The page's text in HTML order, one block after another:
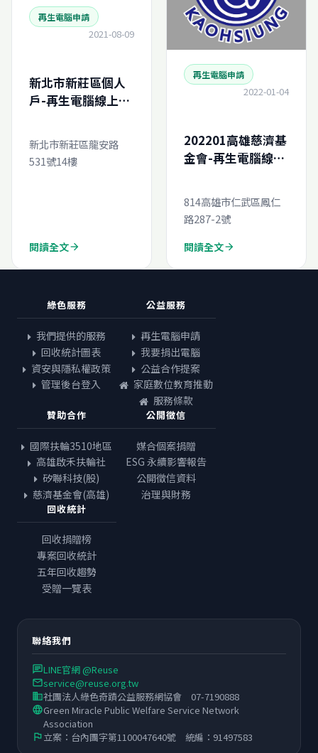
再生電腦申請
2021-08-09
新北市新莊區個人
戶-再生電腦線上申
新北市新莊區龍安路
531號14樓
閱讀全文arrow_forward
再生電腦申請
2022-01-04
202201高雄慈濟基
金會-再生電腦線上
814高雄市仁武區鳳仁
路287-2號
閱讀全文arrow_forward
綠色服務
我們提供的服務
回收統計圖表
資安與隱私權政策
管理後台登入
公益服務
再生電腦申請
我要捐出電腦
公益合作提案
家庭數位教育推動
服務條款
贊助合作
國際扶輪3510地區
高雄啟禾扶輪社
矽聯科技(股)
慈濟基金會(高雄)
公開徵信
媒合個案捐贈
ESG 永續影響報告
公開徵信資料
治理與財務
回收統計
回收捐贈榜
專案回收統計
五年回收趨勢
受贈一覽表
聯絡我們
chatLINE官網 @Reuse
emailservice@reuse.org.tw
business社團法人綠色奇蹟公益服務網協會 07-7190888
languageGreen Miracle Public Welfare Service Network
Association
flag立案：台內團字第1100047640號 統編：91497583